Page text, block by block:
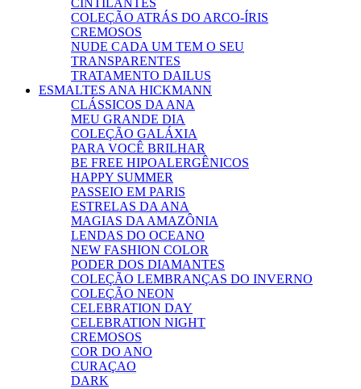
CINTILANTES
COLEÇÃO ATRÁS DO ARCO-ÍRIS
CREMOSOS
NUDE CADA UM TEM O SEU
TRANSPARENTES
TRATAMENTO DAILUS
ESMALTES ANA HICKMANN
CLÁSSICOS DA ANA
MEU GRANDE DIA
COLEÇÃO GALÁXIA
PARA VOCÊ BRILHAR
BE FREE HIPOALERGÊNICOS
HAPPY SUMMER
PASSEIO EM PARIS
ESTRELAS DA ANA
MAGIAS DA AMAZÔNIA
LENDAS DO OCEANO
NEW FASHION COLOR
PODER DOS DIAMANTES
COLEÇÃO LEMBRANÇAS DO INVERNO
COLEÇÃO NEON
CELEBRATION DAY
CELEBRATION NIGHT
CREMOSOS
COR DO ANO
CURAÇAO
DARK